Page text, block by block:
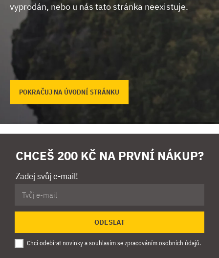
vyprodán, nebo u nás tato stránka neexistuje.
POKRAČUJ NA ÚVODNÍ STRÁNKU
CHCEŠ 200 KČ NA PRVNÍ NÁKUP?
Zadej svůj e-mail!
ODESLAT
Chci odebírat novinky a souhlasím sezpracováním osobních údajů.